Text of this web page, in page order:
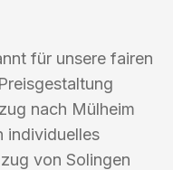
für unsere fairen
nach Mülheim
individuelles
von Solingen